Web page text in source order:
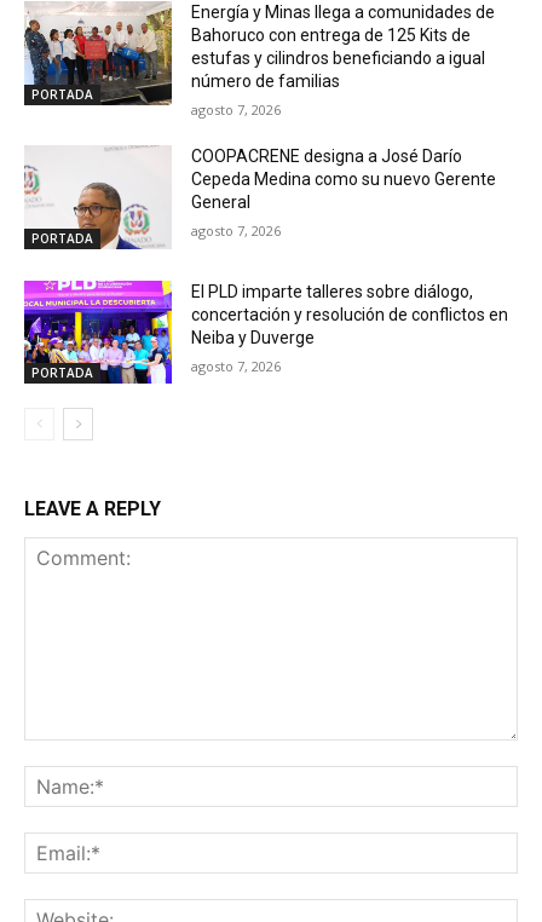
PORTADA
Energía y Minas llega a comunidades de
Bahoruco con entrega de 125 Kits de
estufas y cilindros beneficiando a igual
número de familias
agosto 7, 2026
PORTADA
COOPACRENE designa a José Darío
Cepeda Medina como su nuevo Gerente
General
agosto 7, 2026
PORTADA
El PLD imparte talleres sobre diálogo,
concertación y resolución de conflictos en
Neiba y Duverge
agosto 7, 2026
LEAVE A REPLY